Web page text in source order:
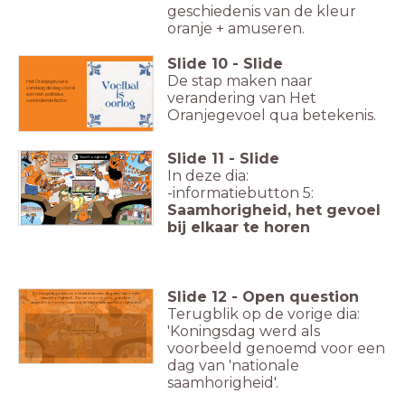
geschiedenis van de kleur
oranje + amuseren.
Het Oranjegevoel is
vandaag de dag vooral
een niet-politieke
verbindende factor.
Slide 10 - Slide
De stap maken naar
verandering van Het
Oranjegevoel qua betekenis.
Saamhorigheid
5. Slide 11 - Slide
In deze dia:
-informatiebutton 5:
Saamhorigheid, het gevoel
bij elkaar te horen
Koningsdag is een voorbeeld van een dag van 'nationale
saamhorigheid'. Zijn er voor jou nog andere
dagen/momenten waarop er nationale saamhorigheid is?
Slide 12 - Open question
Terugblik op de vorige dia:
'Koningsdag werd als
voorbeeld genoemd voor een
dag van 'nationale
saamhorigheid'.